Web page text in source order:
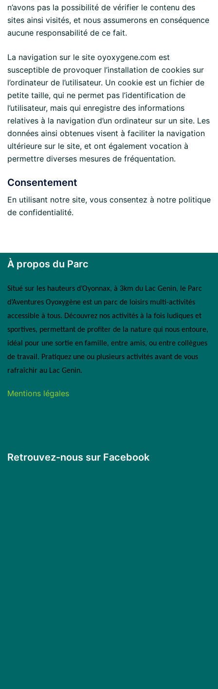
n’avons pas la possibilité de vérifier le contenu des
sites ainsi visités, et nous assumerons en conséquence
aucune responsabilité de ce fait.
La navigation sur le site oyoxygene.com est
susceptible de provoquer l’installation de cookies sur
l’ordinateur de l’utilisateur. Un cookie est un fichier de
petite taille, qui ne permet pas l’identification de
l’utilisateur, mais qui enregistre des informations
relatives à la navigation d’un ordinateur sur un site. Les
données ainsi obtenues visent à faciliter la navigation
ultérieure sur le site, et ont également vocation à
permettre diverses mesures de fréquentation.
Consentement
En utilisant notre site, vous consentez à notre politique
de confidentialité.
À propos du Parc
Situé sur les hauteurs d’Oyonnax, à 3km du Lac Genin, le Parc
d’Aventures Oyoxygène est un parc de loisirs multi-activités
accessible à tous. Découvrez nos activités à la fois ludiques et
sportives, permettant de profiter de la nature qui nous entoure,
idéal pour une sortie en famille, entre amis, ou entre collègues
de travail. Pratiquez une ou plusieurs activités avant de vous
rafraîchir au Lac Genin.
Mentions légales
Retrouvez-nous sur Facebook